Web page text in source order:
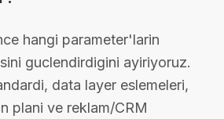
hangi parameter'larin
guclendirdigini ayiriyoruz.
data layer eslemeleri,
plani ve reklam/CRM